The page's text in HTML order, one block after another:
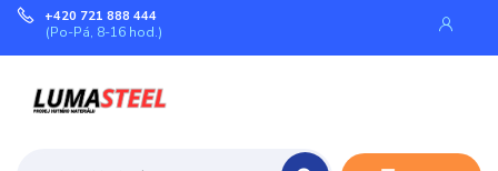
+420 721 888 444
(Po-Pá, 8-16 hod.)